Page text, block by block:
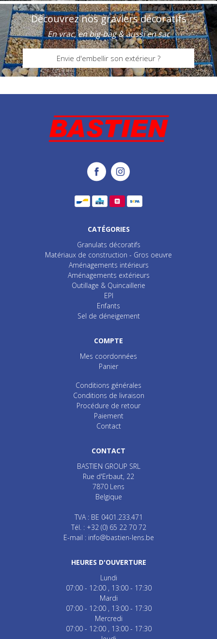
Découvrez nos graviers décoratifs
En vrac, en big-bag & aussi en sac
Envie d'embellir son extérieur ?
CATÉGORIES
Granulats décoratifs
Matériaux de construction - Gros oeuvre
Aménagements intérieurs
Aménagements extérieurs
Outillage & Quincaillerie
EPI
Enfants
Sel de déneigement
COMPTE
Mes coordonnées
Panier
Conditions générales
Conditions de livraison
Procédure de retour
Paiement
Contact
CONTACT
BASTIEN GROUP SRL
Rue d'Erbaut, 22
7870 Lens
Belgique
TVA : BE 0401.233.471
Tél. : +32 (0) 65 22 70 72
E-mail : info@bastien-lens.be
HEURES D'OUVERTURE
Lundi
07:00 - 12:00
13:00 - 17:30
Mardi
07:00 - 12:00
13:00 - 17:30
Mercredi
07:00 - 12:00
13:00 - 17:30